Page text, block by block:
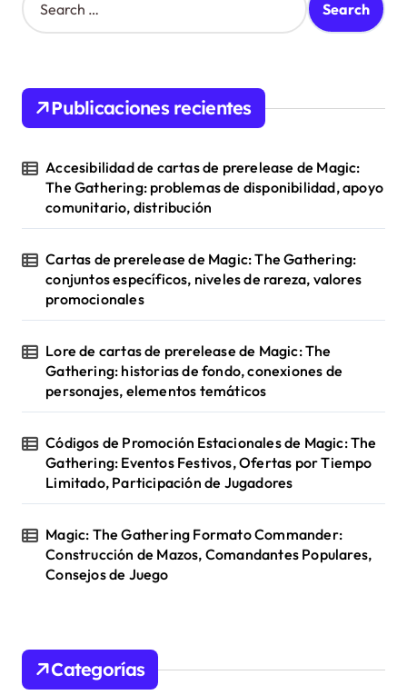
e
h
o
:
Publicaciones recientes
Accesibilidad de cartas de prerelease de Magic:
The Gathering: problemas de disponibilidad, apoyo
comunitario, distribución
Cartas de prerelease de Magic: The Gathering:
conjuntos específicos, niveles de rareza, valores
promocionales
Lore de cartas de prerelease de Magic: The
Gathering: historias de fondo, conexiones de
personajes, elementos temáticos
Códigos de Promoción Estacionales de Magic: The
Gathering: Eventos Festivos, Ofertas por Tiempo
Limitado, Participación de Jugadores
Magic: The Gathering Formato Commander:
Construcción de Mazos, Comandantes Populares,
Consejos de Juego
Categorías